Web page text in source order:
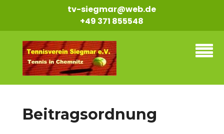
content
tv-siegmar@web.de
+49 371 855548
Beitragsordnung